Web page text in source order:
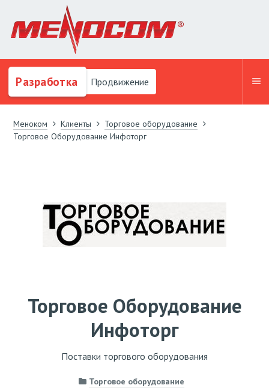
Разработка Продвижение
Меноком Клиенты
Торговое оборудование
Торговое Оборудование Инфоторг
Торговое Оборудование
Инфоторг
Поставки торгового оборудования
Торговое оборудование